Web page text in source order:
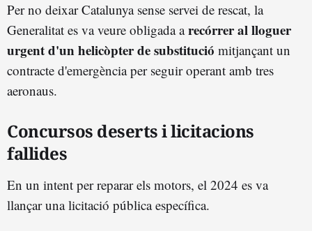
Per no deixar Catalunya sense servei de rescat, la
Generalitat es va veure obligada arecórrer al lloguer
urgent d'un helicòpter de substitució mitjançant un
contracte d'emergència per seguir operant amb tres
aeronaus.
Concursos deserts i licitacions
fallides
En un intent per reparar els motors, el 2024 es va
llançar una licitació pública específica.